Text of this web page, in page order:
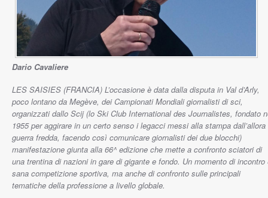
Dario Cavaliere
LES SAISIES (FRANCIA) L’occasione è data dalla disputa in Val d’Arly,
poco lontano da Megève, dei Campionati Mondiali giornalisti di sci,
organizzati dallo Scij (lo Ski Club International des Journalistes, fondato
1955 per aggirare in un certo senso i legacci messi alla stampa dall’allora
guerra fredda, facendo così comunicare giornalisti dei due blocchi)
manifestazione giunta alla 66^ edizione che mette a confronto sciatori di
una trentina di nazioni in gare di gigante e fondo. Un momento di incontro
sana competizione sportiva, ma anche di confronto sulle principali
tematiche della professione a livello globale.